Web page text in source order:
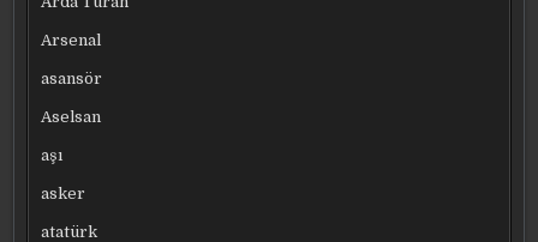
Arsenal
asansör
Aselsan
aşı
asker
atatürk